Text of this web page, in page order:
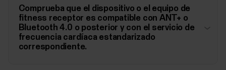
Comprueba que el dispositivo o el equipo de
fitness receptor es compatible con ANT+ o
Bluetooth 4.0 o posterior y con el servicio de
frecuencia cardíaca estandarizado
correspondiente.